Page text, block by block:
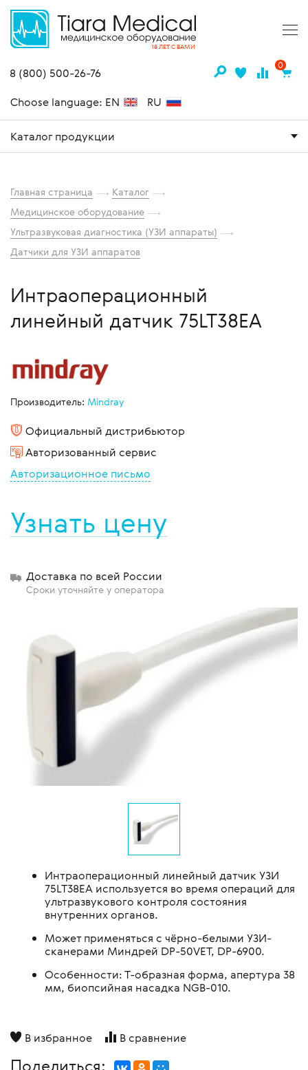
18 ЛЕТ С ВАМИ
8 (800) 500-26-76
0
Choose language: EN RU
Каталог продукции
Главная страница
Каталог
Медицинское оборудование
Ультразвуковая диагностика (УЗИ аппараты)
Датчики для УЗИ аппаратов
Интраоперационный
линейный датчик 75LT38EA
Интраоперационный линейный датчик УЗИ
75LT38EA используется во время операций для
ультразвукового контроля состояния
внутренних органов.
Может применяться с чёрно-белыми УЗИ-
сканерами Миндрей DP-50VET, DP-6900.
Особенности: Т-образная форма, апертура 38
мм, биопсийная насадка NGB-010.
В избранное В сравнение
Производитель: Mindray
Официальный дистрибьютор
Авторизованный сервис
Авторизационное письмо
Узнать цену
Доставка по всей России
Сроки уточняйте у оператора